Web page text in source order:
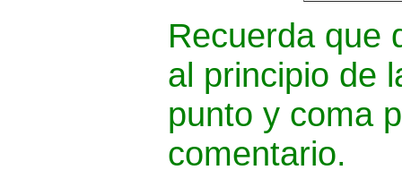
Recuerda que
al principio de
punto y coma
comentario.